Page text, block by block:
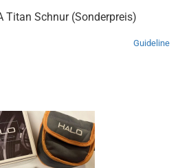
Titan Schnur (Sonderpreis)
Guideline